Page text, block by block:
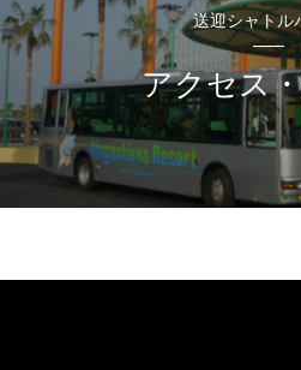
送迎シャトル
アクセス